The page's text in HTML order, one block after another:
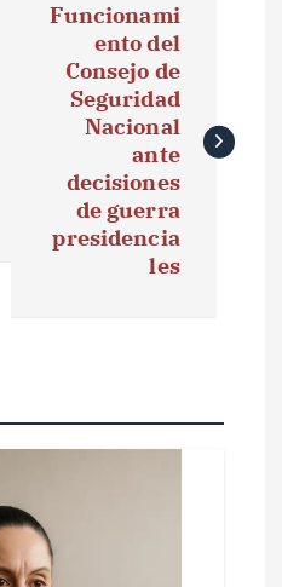
Funcionami
ento del
Consejo de
Seguridad
Nacional
ante
decisiones
de guerra
presidencia
les